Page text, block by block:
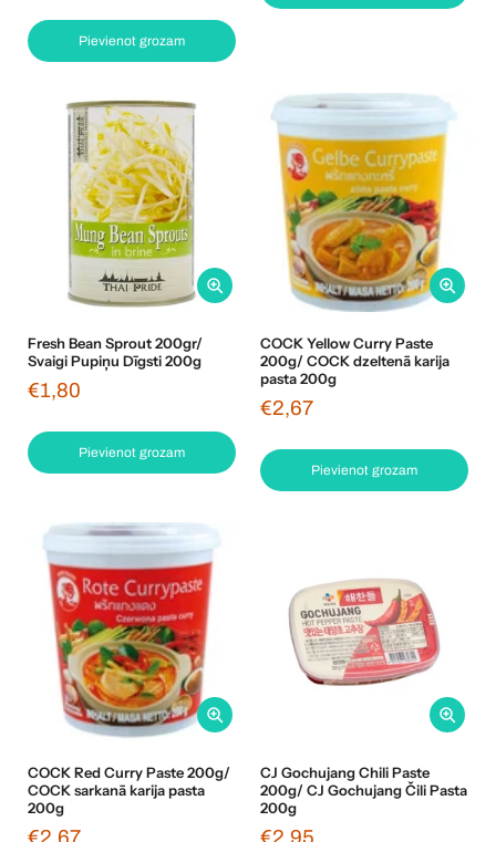
Pievienot grozam
Fresh Bean Sprout 200gr/
Svaigi Pupiņu Dīgsti 200g
€1,80
Pievienot grozam
COCK Yellow Curry Paste
200g/ COCK dzeltenā karija
pasta 200g
€2,67
Pievienot grozam
COCK Red Curry Paste 200g/
COCK sarkanā karija pasta
200g
€2,67
CJ Gochujang Chili Paste
200g/ CJ Gochujang Čili Pasta
200g
€2,95